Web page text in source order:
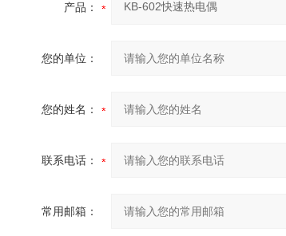
产品：
您的单位：
您的姓名：
联系电话：
常用邮箱：